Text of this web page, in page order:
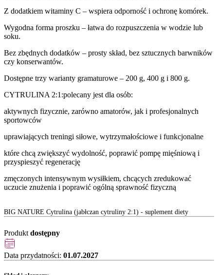
Z dodatkiem witaminy C – wspiera odporność i ochronę komórek.
Wygodna forma proszku – łatwa do rozpuszczenia w wodzie lub
soku.
Bez zbędnych dodatków – prosty skład, bez sztucznych barwników
czy konserwantów.
Dostępne trzy warianty gramaturowe – 200 g, 400 g i 800 g.
CYTRULINA 2:1:polecany jest dla osób:
aktywnych fizycznie, zarówno amatorów, jak i profesjonalnych
sportowców
uprawiających treningi siłowe, wytrzymałościowe i funkcjonalne
które chcą zwiększyć wydolność, poprawić pompę mięśniową i
przyspieszyć regenerację
zmęczonych intensywnym wysiłkiem, chcących zredukować
uczucie znużenia i poprawić ogólną sprawność fizyczną
BIG NATURE Cytrulina (jabłczan cytruliny 2:1) - suplement diety
Produkt dostępny
Data przydatności: 01.07.2027